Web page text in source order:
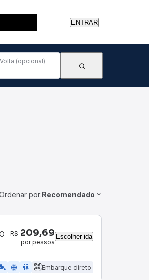
ENTRAR
Volta (opcional)
por:Recomendado
R$ 209,69
por pessoa
Escolher ida
ac_unit wc Embarque direto